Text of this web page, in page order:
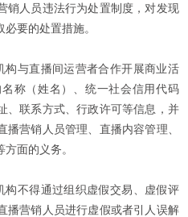
销人员违法行为处置制度，对发现
要的处置措施。
与直播间运营者合作开展商业活
称（姓名）、统一社会信用代码
、联系方式、行政许可等信息，并
营销人员管理、直播内容管理、
面的义务。
不得通过组织虚假交易、虚假评
播营销人员进行虚假或者引人误解